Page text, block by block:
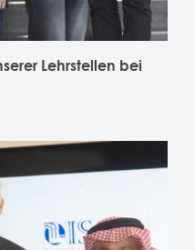
Lehrstellen bei